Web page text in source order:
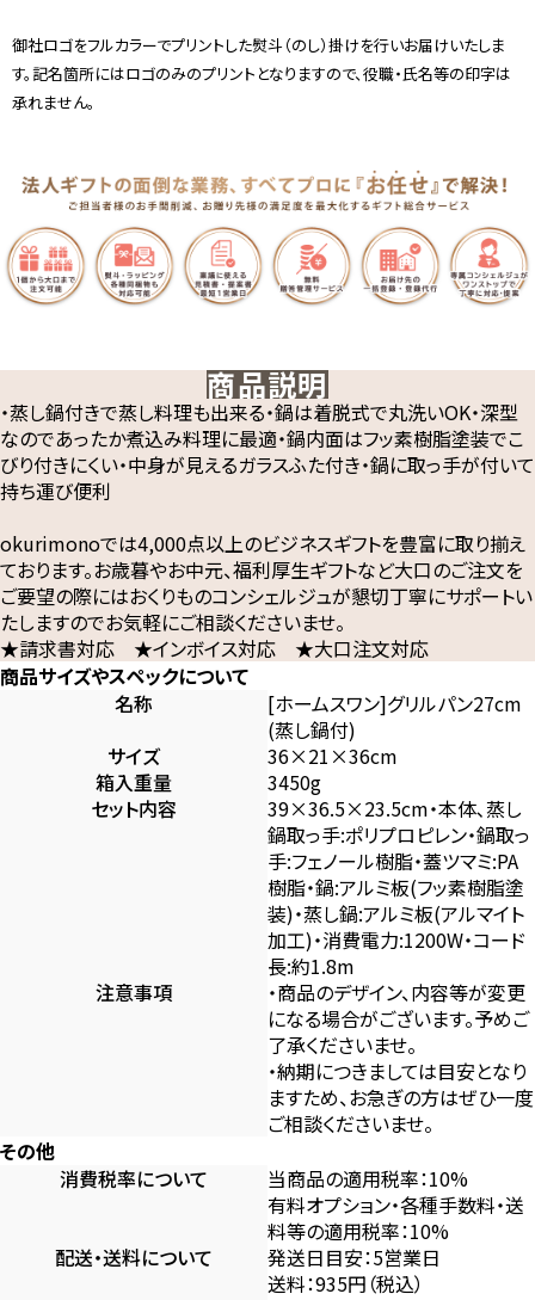
御社ロゴをフルカラーでプリントした熨斗（のし）掛けを行いお届けいたしま
す。記名箇所にはロゴのみのプリントとなりますので、役職・氏名等の印字は
承れません。
商品説明
・蒸し鍋付きで蒸し料理も出来る・鍋は着脱式で丸洗いOK・深型
なのであったか煮込み料理に最適・鍋内面はフッ素樹脂塗装でこ
びり付きにくい・中身が見えるガラスふた付き・鍋に取っ手が付いて
持ち運び便利
okurimonoでは4,000点以上のビジネスギフトを豊富に取り揃え
ております。お歳暮やお中元、福利厚生ギフトなど大口のご注文を
ご要望の際にはおくりものコンシェルジュが懇切丁寧にサポートい
たしますのでお気軽にご相談くださいませ。
★請求書対応 ★インボイス対応 ★大口注文対応
商品サイズやスペックについて
名称
[ホームスワン]グリルパン27cm
(蒸し鍋付)
サイズ
36×21×36cm
箱入重量
3450g
セット内容
39×36.5×23.5cm・本体､蒸し
鍋取っ手:ポリプロピレン・鍋取っ
手:フェノール樹脂・蓋ツマミ:PA
樹脂・鍋:アルミ板(フッ素樹脂塗
装)・蒸し鍋:アルミ板(アルマイト
加工)・消費電力:1200W・コード
長:約1.8m
注意事項
・商品のデザイン、内容等が変更
になる場合がございます。予めご
了承くださいませ。
・納期につきましては目安となり
ますため、お急ぎの方はぜひ一度
ご相談くださいませ。
その他
消費税率について
当商品の適用税率：10%
有料オプション・各種手数料・送
料等の適用税率：10%
配送・送料について
発送日目安：5営業日
送料：935円（税込）